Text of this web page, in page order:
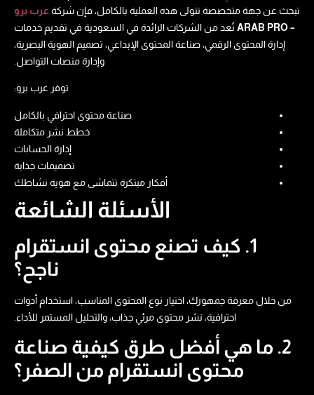
تبحث عن جهة متخصصة تتولى هذه العملية بالكامل، فإن شركة عرب برو
– ARAB PRO
تُعد من الشركات الرائدة في السعودية في تقديم خدمات
إدارة المحتوى الرقمي، صناعة المحتوى الإبداعي، تصميم الهوية البصرية،
وإدارة منصات التواصل.
توفر عرب برو:
صناعة محتوى احترافي بالكامل
خطط نشر متكاملة
إدارة الحسابات
تصميمات جذابة
أفكار مبتكرة تتماشى مع هوية نشاطك
الأسئلة الشائعة
1. كيف تصنع محتوى انستقرام
ناجح؟
من خلال معرفة جمهورك، اختيار نوع المحتوى المناسب، استخدام أدوات
احترافية، نشر محتوى مرئي جذاب، والتحليل المستمر للأداء.
2. ما هي أفضل طرق كيفية صناعة
محتوى انستقرام من الصفر؟